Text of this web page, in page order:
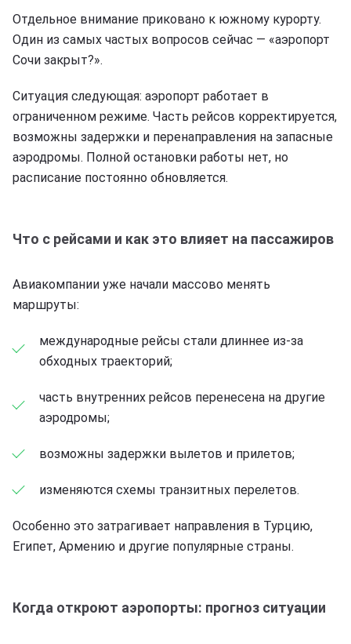
Отдельное внимание приковано к южному курорту.
Один из самых частых вопросов сейчас — «аэропорт
Сочи закрыт?».
Ситуация следующая: аэропорт работает в
ограниченном режиме. Часть рейсов корректируется,
возможны задержки и перенаправления на запасные
аэродромы. Полной остановки работы нет, но
расписание постоянно обновляется.
Что с рейсами и как это влияет на пассажиров
Авиакомпании уже начали массово менять
маршруты:
международные рейсы стали длиннее из-за
обходных траекторий;
часть внутренних рейсов перенесена на другие
аэродромы;
возможны задержки вылетов и прилетов;
изменяются схемы транзитных перелетов.
Особенно это затрагивает направления в Турцию,
Египет, Армению и другие популярные страны.
Когда откроют аэропорты: прогноз ситуации